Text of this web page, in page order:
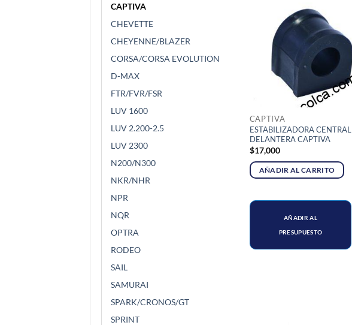
CAPTIVA
CHEVETTE
CHEYENNE/BLAZER
CORSA/CORSA EVOLUTION
D-MAX
FTR/FVR/FSR
LUV 1600
LUV 2.200-2.5
LUV 2300
N200/N300
NKR/NHR
NPR
NQR
OPTRA
RODEO
SAIL
SAMURAI
SPARK/CRONOS/GT
SPRINT
CAPTIVA
ESTABILIZADORA CENTRAL
DELANTERA CAPTIVA
$17,000
AÑADIR AL CARRITO
AÑADIR AL
PRESUPUESTO